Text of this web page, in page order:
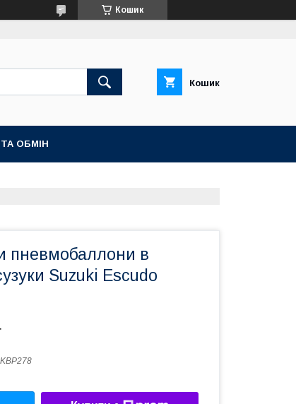
Кошик
Кошик
ОБМІН
пневмобаллони в
Suzuki Escudo
KBP278